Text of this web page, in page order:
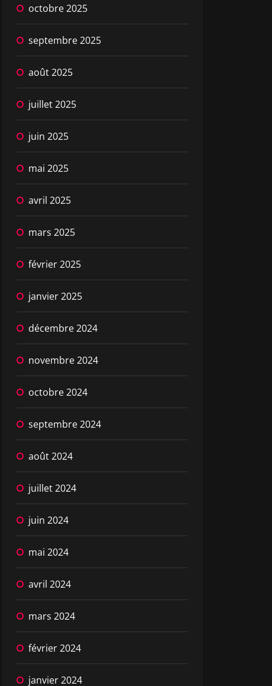
octobre 2025
septembre 2025
août 2025
juillet 2025
juin 2025
mai 2025
avril 2025
mars 2025
février 2025
janvier 2025
décembre 2024
novembre 2024
octobre 2024
septembre 2024
août 2024
juillet 2024
juin 2024
mai 2024
avril 2024
mars 2024
février 2024
janvier 2024